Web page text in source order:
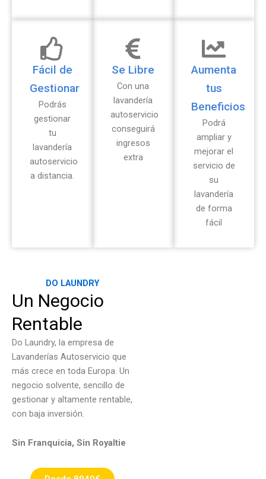
Fácil de
Gestionar
Podrás
gestionar
tu
lavandería
autoservicio
a distancia.
Se Libre
Con una
lavandería
autoservicio
conseguirá
ingresos
extra
Aumenta
tus
Beneficios
Podrá
ampliar y
mejorar el
servicio de
su
lavandería
de forma
fácil
DO LAUNDRY
Un Negocio
Rentable
Do Laundry, la empresa de
Lavanderías Autoservicio que
más crece en toda Europa. Un
negocio solvente, sencillo de
gestionar y altamente rentable,
con baja inversión.
Sin Franquicia, Sin Royaltie